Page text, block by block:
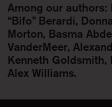
Among our authors:
“Bifo” Berardi,
Morton, Basma
VanderMeer,
Kenneth Goldsmith,
Alex Williams.